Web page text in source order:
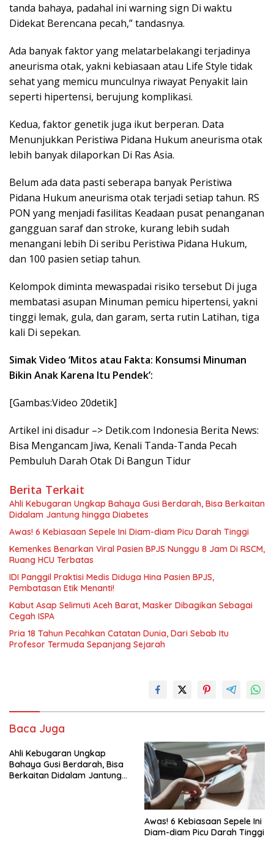
tanda bahaya, padahal ini warning sign Di waktu
Didekat Berencana pecah,” tandasnya.
Ada banyak faktor yang melatarbelakangi terjadinya
aneurisma otak, yakni kebiasaan atau Life Style tidak
sehat yang memicu munculnya riwayat Penyakit lain
seperti hipertensi, berujung komplikasi.
Kedua, faktor genetik juga ikut berperan. Data
Menunjukkan Peristiwa Pidana Hukum aneurisma otak
lebih banyak dilaporkan Di Ras Asia.
Belum ada data pasti seberapa banyak Peristiwa
Pidana Hukum aneurisma otak terjadi setiap tahun. RS
PON yang menjadi fasilitas Keadaan pusat penanganan
gangguan saraf dan stroke, kurang lebih sudah
menangani lebih Di seribu Peristiwa Pidana Hukum,
dan 100 pasien setiap tahun.
Kelompok diminta mewaspadai risiko tersebut Di juga
membatasi asupan Minuman pemicu hipertensi, yakni
tinggi lemak, gula, dan garam, serta rutin Latihan, tiga
kali Di sepekan.
Simak Video ‘Mitos atau Fakta: Konsumsi Minuman
Bikin Anak Karena Itu Pendek’:
[Gambas:Video 20detik]
Artikel ini disadur –> Detik.com Indonesia Berita News:
Bisa Mengancam Jiwa, Kenali Tanda-Tanda Pecah
Pembuluh Darah Otak Di Bangun Tidur
Berita Terkait
Ahli Kebugaran Ungkap Bahaya Gusi Berdarah, Bisa Berkaitan
Didalam Jantung hingga Diabetes
Awas! 6 Kebiasaan Sepele Ini Diam-diam Picu Darah Tinggi
Kemenkes Benarkan Viral Pasien BPJS Nunggu 8 Jam Di RSCM,
Ruang HCU Terbatas
IDI Panggil Praktisi Medis Diduga Hina Pasien BPJS,
Pembatasan Etik Menanti!
Kabut Asap Selimuti Aceh Barat, Masker Dibagikan Sebagai
Cegah ISPA
Pria 18 Tahun Pecahkan Catatan Dunia, Dari Sebab Itu
Profesor Termuda Sepanjang Sejarah
Baca Juga
Ahli Kebugaran Ungkap
Bahaya Gusi Berdarah, Bisa
Berkaitan Didalam Jantung
Awas! 6 Kebiasaan Sepele Ini
Diam-diam Picu Darah Tinggi